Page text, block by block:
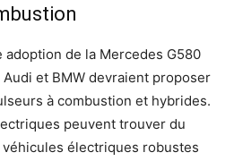
de la Mercedes G580
et BMW devraient proposer
à combustion et hybrides.
peuvent trouver du
électriques robustes